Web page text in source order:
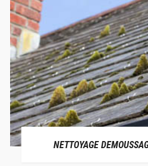
NETTOYAGE